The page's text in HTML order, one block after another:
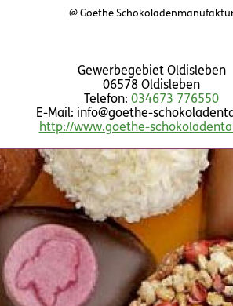
@ Goethe
Gewerbegebiet Oldisleben
06578 Oldisleben
Telefon: 034673 776550
E-Mail: info@goethe-
http://www.goethe-